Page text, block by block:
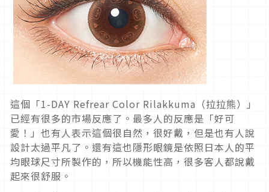
這個「1-DAY Refrear Color Rilakkuma（拉拉熊）」
已經有很多的市場反應了。最多人的反應是「好可
愛！」也有人表示這個很自然，很好戴，但是也有人說
設計太過平凡了。還有這也隱形眼鏡是依照日本人的平
均眼球尺寸所製作的，所以機能性高，很多客人都說戴
起來很舒服。